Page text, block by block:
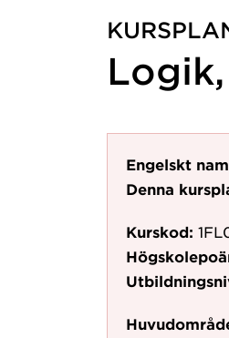
Engelskt
Denna
Kurskod: